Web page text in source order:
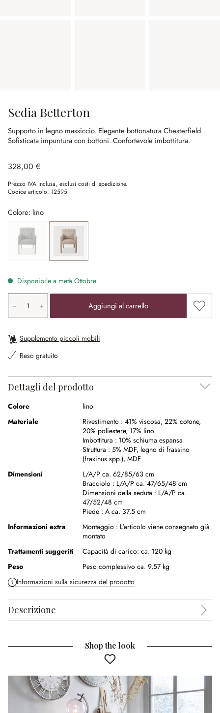
Sedia Betterton
Supporto in legno massiccio. Elegante bottonatura Chesterfield.
Sofisticata impuntura con bottoni. Confortevole imbottitura.
328,00 €
Prezzo IVA inclusa, esclusi costi di spedizione.
Codice articolo: 12595
Colore: lino
grigio
(Quest'opzione non è al momento disponibile.)
lino
Disponibile a metà Ottobre
Quantità prodotto: inserisci il valore desiderato o
Aggiungi al carrello
Supplemento piccoli mobili
Reso gratuito
Dettagli del prodotto
Colore
lino
Materiale
Rivestimento : 41% viscosa, 22% cotone,
20% poliestere, 17% lino
Imbottitura : 10% schiuma espansa
Struttura : 5% MDF, legno di frassino
(fraxinus spp.), MDF
Dimensioni
L/A/P ca. 62/85/63 cm
Bracciolo : L/A/P ca. 47/65/48 cm
Dimensioni della seduta : L/A/P ca.
47/52/48 cm
Piede : A ca. 37,5 cm
Informazioni extra
Montaggio : L'articolo viene consegnato già
montato
Trattamenti suggeriti
Capacità di carico: ca. 120 kg
Peso
Peso complessivo ca. 9,57 kg
Informazioni sulla sicurezza del prodotto
Descrizione
Shop the look